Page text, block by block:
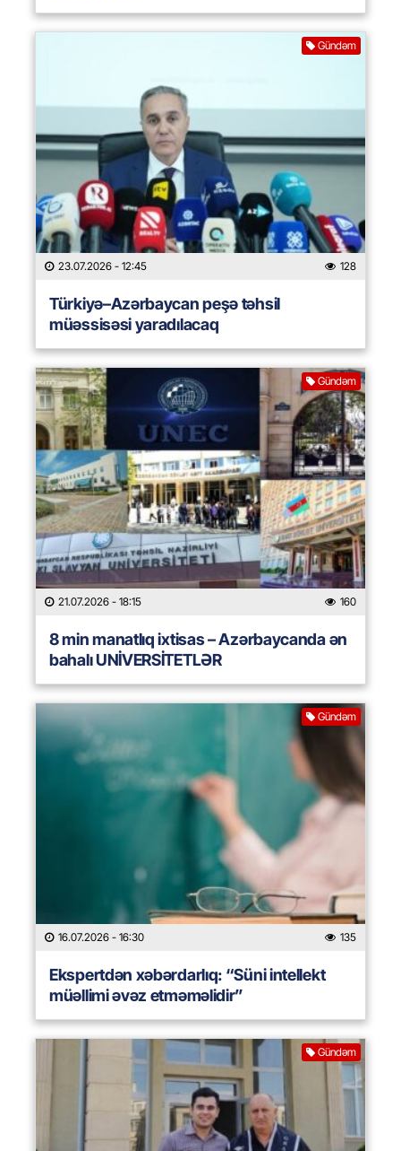
Gündəm
23.07.2026 - 12:45 128
Türkiyə–Azərbaycan peşə təhsil
müəssisəsi yaradılacaq
Gündəm
21.07.2026 - 18:15 160
8 min manatlıq ixtisas – Azərbaycanda ən
bahalı UNİVERSİTETLƏR
Gündəm
16.07.2026 - 16:30 135
Ekspertdən xəbərdarlıq: “Süni intellekt
müəllimi əvəz etməməlidir”
Gündəm